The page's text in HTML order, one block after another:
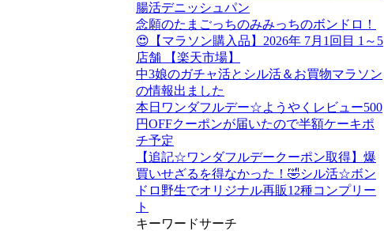
腸活デニッシュパン
念願のたまごっちのみみっちのボンドロ！
😍【マラソン購入品】2026年 7月1回目 1～5
店舗 【楽天市場】
中3娘のガチャ活とシル活＆お買物マラソン
の情報出ました
本日ワンダフルデー☆ようやくレビュー500
円OFFクーポンが届いたので半額ケーキポ
チ予定
【追記☆ワンダフルデークーポン取得】爆
買いせざるを得なかった！🤣シル活☆ボン
ドロ野生でオリジナル再販12種コンプリー
ト
キーワードサーチ